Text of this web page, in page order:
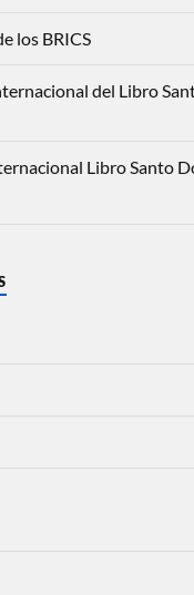
los BRICS
del Libro
Libro Santo